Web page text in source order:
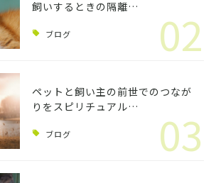
飼いするときの隔離…
ブログ 02
ペットと飼い主の前世でのつなが
りをスピリチュアル…
ブログ 03